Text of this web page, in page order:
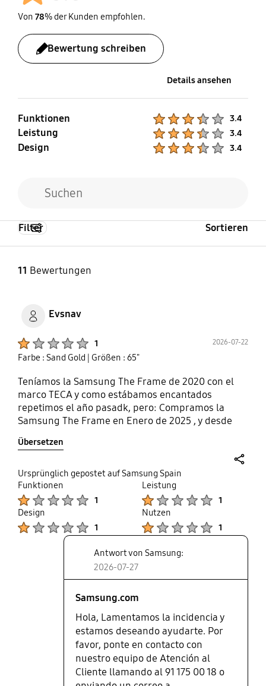
Von 78% der Kunden empfohlen.
Bewertung schreiben
Details ansehen
Funktionen 3.4
Leistung 3.4
Design 3.4
11 Bewertungen
Filter Sortieren
Evsnav
1 2026-07-22
Farbe : Sand Gold | Größen : 65"
Teníamos la Samsung The Frame de 2020 con el
marco TECA y como estábamos encantados
repetimos el año pasadk, pero: Compramos la
Samsung The Frame en Enero de 2025 , y desde
TECA. No lo ha habido nunca y lo siguen poniendo
habría comprado esta TV
Übersetzen
Ursprünglich gepostet auf Samsung Spain
Funktionen
1
Leistung
1
Design
1
Nutzen
1
Antwort von Samsung:
2026-07-27
Samsung.com
Hola, Lamentamos la incidencia y
estamos deseando ayudarte. Por
favor, ponte en contacto con
nuestro equipo de Atención al
Cliente llamando al 91 175 00 18 o